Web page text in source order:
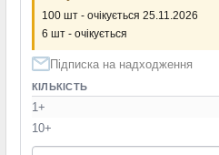
100 шт - очікується 25.11.2026
6 шт - очікується
Підписка на надходження
КІЛЬКІСТЬ
1+
10+